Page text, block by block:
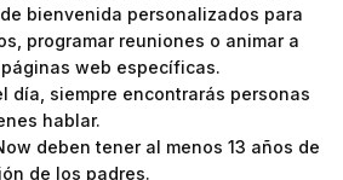
bienvenida personalizados para
programar reuniones o animar a
web específicas.
día, siempre encontrarás personas
hablar.
deben tener al menos 13 años de
de los padres.